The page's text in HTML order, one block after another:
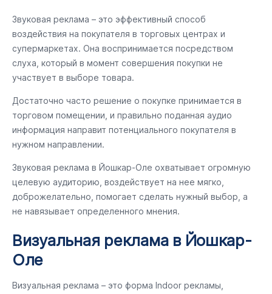
Звуковая реклама – это эффективный способ
воздействия на покупателя в торговых центрах и
супермаркетах. Она воспринимается посредством
слуха, который в момент совершения покупки не
участвует в выборе товара.
Достаточно часто решение о покупке принимается в
торговом помещении, и правильно поданная аудио
информация направит потенциального покупателя в
нужном направлении.
Звуковая реклама в Йошкар-Оле охватывает огромную
целевую аудиторию, воздействует на нее мягко,
доброжелательно, помогает сделать нужный выбор, а
не навязывает определенного мнения.
Визуальная реклама в Йошкар-
Оле
Визуальная реклама – это форма Indoor рекламы,